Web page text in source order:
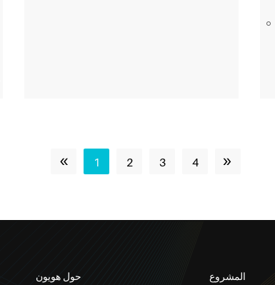
« 1 2 3 4 »
المشروع حول هويون